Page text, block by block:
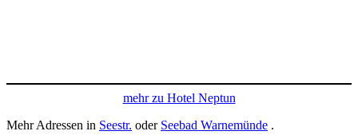
mehr zu Hotel Neptun
Mehr Adressen in Seestr. oder Seebad Warnemünde .